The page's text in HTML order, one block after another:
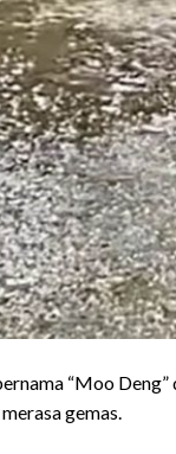
“Moo
gemas.